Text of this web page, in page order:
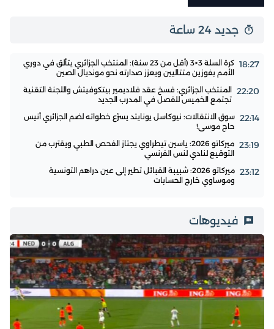
جديد 24 ساعة
18:27
كرة السلة 3×3 (أقل من 23 سنة): المنتخب الجزائري يتألق في دوري
الأمم بفوزين متتاليين ويعزز صدارته نحو مونديال الصين
22:20 المنتخب الجزائري: فسخ عقد فلاديمير بيتكوفيتش واللجنة التقنية
تجتمع الخميس للفصل في المدرب الجديد
22:14 سوق الانتقالات: نيوكاسل يونايتد يسرّع خطواته لضم الجزائري أنيس
حاج موسى!
23:19
ميركاتو 2026: ياسين تيطراوي يجتاز الفحص الطبي ويقترب من
التوقيع لنادي لنس الفرنسي
23:12
ميركاتو 2026: شبيبة القبائل تطير إلى عين دراهم التونسية
وموساوي خارج الحسابات
فيديوهات